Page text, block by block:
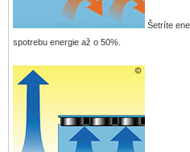
Šetríte
spotrebu energie až o 50%.